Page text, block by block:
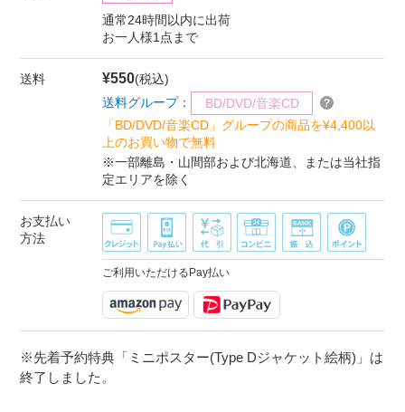
通常24時間以内に出荷
お一人様1点まで
送料 ¥550(税込)
送料グループ：
BD/DVD/音楽CD
「BD/DVD/音楽CD」グループの商品を¥4,400以
上のお買い物で無料
※一部離島・山間部および北海道、または当社指
定エリアを除く
お支払い
方法
ご利用いただけるPay払い
※先着予約特典「ミニポスター(Type Dジャケット絵柄)」は
終了しました。